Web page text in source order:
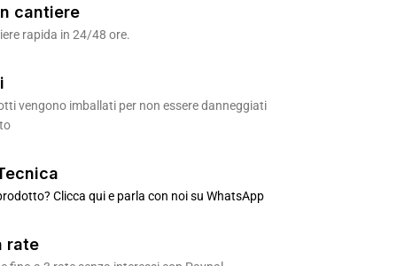
cantiere
rapida in 24/48 ore.
vengono imballati per non essere danneggiati
Clicca qui e parla con noi su WhatsApp
rate